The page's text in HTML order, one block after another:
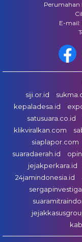
Perumahan
E-mail:
siji.or.id
kepaladesa.id
satusuara.co.id
klikviralkan.com
siaplapor.com
suaradaerah.id
jejakperkara.id
24jamindonesia.id